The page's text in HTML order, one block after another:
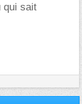
qui sait